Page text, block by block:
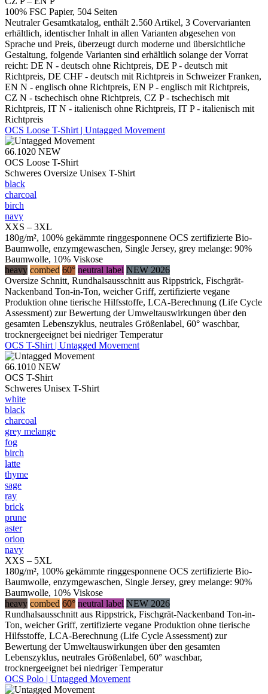
100% FSC Papier, 504 Seiten
Neutraler Gesamtkatalog, enthält 2.560 Artikel, 3 Covervarianten
erhältlich, identischer Inhalt in allen Varianten abgesehen von
Sprache und Preis, überzeugt durch moderne und übersichtliche
Gestaltung, folgende Varianten sind erhältlich solange der Vorrat
reicht: DE N - deutsch ohne Richtpreis, DE P - deutsch mit
Richtpreis, DE CHF - deutsch mit Richtpreis in Schweizer Franken,
EN N - englisch ohne Richtpreis, EN P - englisch mit Richtpreis,
CZ N - tschechisch ohne Richtpreis, CZ P - tschechisch mit
Richtpreis, IT N - italienisch ohne Richtpreis, IT P - italienisch mit
Richtpreis
OCS Loose T-Shirt | Untagged Movement
66.1020 NEW
OCS Loose T-Shirt
Schweres Oversize Unisex T-Shirt
black
charcoal
birch
navy
XXS – 3XL
180g/m², 100% gekämmte ringgesponnene OCS zertifizierte Bio-
Baumwolle, enzymgewaschen, Single Jersey, grey melange: 90%
Baumwolle, 10% Viskose
heavy combed 60° neutral label NEW 2026
Oversize Schnitt, Rundhalsausschnitt aus Rippstrick, Fischgrät-
Nackenband Ton-in-Ton, weicher Griff, zertifizierte vegane
Produktion ohne tierische Hilfsstoffe, LCA-Berechnung (Life Cycle
Assessment) zur Bewertung der Umweltauswirkungen über den
gesamten Lebenszyklus, neutrales Größenlabel, 60° waschbar,
trocknergeeignet bei niedriger Temperatur
OCS T-Shirt | Untagged Movement
66.1010 NEW
OCS T-Shirt
Schweres Unisex T-Shirt
white
black
charcoal
grey melange
fog
birch
latte
thyme
sage
ray
brick
prune
aster
orion
navy
XXS – 5XL
180g/m², 100% gekämmte ringgesponnene OCS zertifizierte Bio-
Baumwolle, enzymgewaschen, Single Jersey, grey melange: 90%
Baumwolle, 10% Viskose
heavy combed 60° neutral label NEW 2026
Rundhalsausschnitt aus Rippstrick, Fischgrät-Nackenband Ton-in-
Ton, weicher Griff, zertifizierte vegane Produktion ohne tierische
Hilfsstoffe, LCA-Berechnung (Life Cycle Assessment) zur
Bewertung der Umweltauswirkungen über den gesamten
Lebenszyklus, neutrales Größenlabel, 60° waschbar,
trocknergeeignet bei niedriger Temperatur
OCS Polo | Untagged Movement